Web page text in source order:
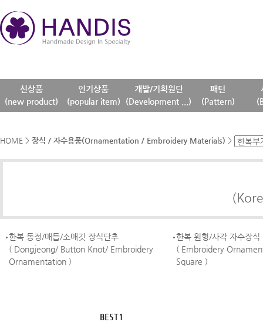
신상품
(new product)
인기상품
(popular item)
개발/기획원단
(Development ...)
패턴
(Pattern)
HOME > 장식 / 자수용품(Ornamentation / Embroidery Materials) >
한복 동정/매듭/소매깃 장식단추
( Dongjeong/ Button Knot/ Embroidery
Ornamentation )
한복 원형/사각 자수장식
( Embroidery
Square )
BEST1